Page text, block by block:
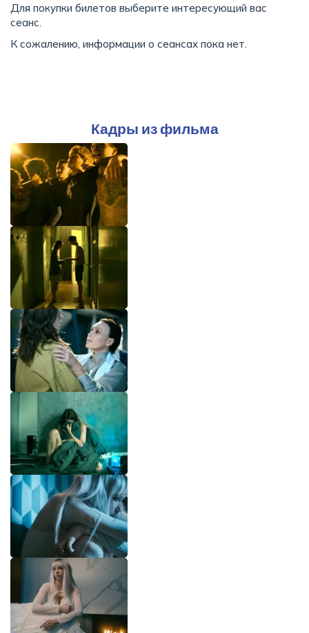
Для покупки билетов выберите интересующий вас
сеанс.
К сожалению, информации о сеансах пока нет.
Кадры из фильма